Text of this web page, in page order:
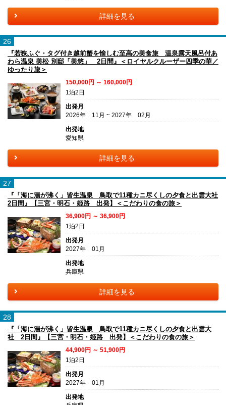
詳細を見る
26
『若狭ふぐ・タグ付き越前蟹を愉しむ至高の美食旅 温泉露天風呂付あ
わら温泉 美松 別邸「美悠」 2日間』＜ロイヤルクルーザー四季の華／
ゆったり旅＞
150,000円 ～ 160,000円
1泊2日
出発月
2026年 11月 ~ 2027年 02月
出発地
愛知県
詳細を見る
27
『「海に湯が沸く」皆生温泉 鳥取で11種カニ尽くしの夕食と出雲大社
2日間』【三宮・明石・姫路 出発】＜こだわりの食の旅＞
36,900円 ～ 36,900円
1泊2日
出発月
2027年 01月
出発地
兵庫県
詳細を見る
28
『「海に湯が沸く」皆生温泉 鳥取で11種カニ尽くしの夕食と出雲大
社 2日間』【三宮・明石・姫路 出発】＜こだわりの食の旅＞
44,900円 ～ 51,900円
1泊2日
出発月
2027年 01月
出発地